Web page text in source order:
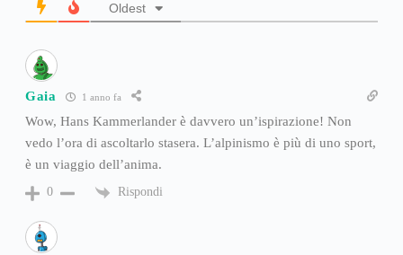
Oldest
Gaia 1 anno fa
Wow, Hans Kammerlander è davvero un’ispirazione! Non
vedo l’ora di ascoltarlo stasera. L’alpinismo è più di uno sport,
è un viaggio dell’anima.
0 Rispondi